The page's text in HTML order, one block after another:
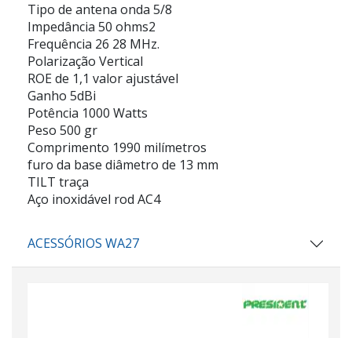
Tipo de antena onda 5/8
Impedância 50 ohms2
Frequência 26 28 MHz.
Polarização Vertical
ROE de 1,1 valor ajustável
Ganho 5dBi
Potência 1000 Watts
Peso 500 gr
Comprimento 1990 milímetros
furo da base diâmetro de 13 mm
TILT traça
Aço inoxidável rod AC4
ACESSÓRIOS WA27